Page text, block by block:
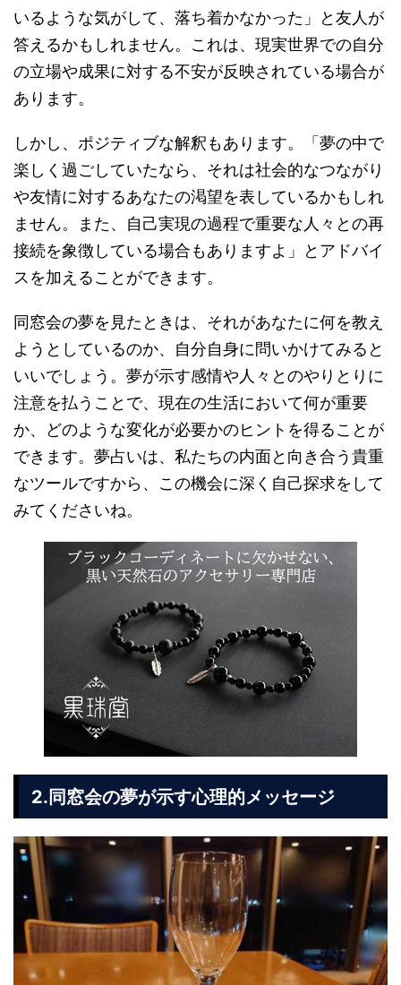
いるような気がして、落ち着かなかった」と友人が
答えるかもしれません。これは、現実世界での自分
の立場や成果に対する不安が反映されている場合が
あります。
しかし、ポジティブな解釈もあります。「夢の中で
楽しく過ごしていたなら、それは社会的なつながり
や友情に対するあなたの渇望を表しているかもしれ
ません。また、自己実現の過程で重要な人々との再
接続を象徴している場合もありますよ」とアドバイ
スを加えることができます。
同窓会の夢を見たときは、それがあなたに何を教え
ようとしているのか、自分自身に問いかけてみると
いいでしょう。夢が示す感情や人々とのやりとりに
注意を払うことで、現在の生活において何が重要
か、どのような変化が必要かのヒントを得ることが
できます。夢占いは、私たちの内面と向き合う貴重
なツールですから、この機会に深く自己探求をして
みてくださいね。
2.同窓会の夢が示す心理的メッセージ